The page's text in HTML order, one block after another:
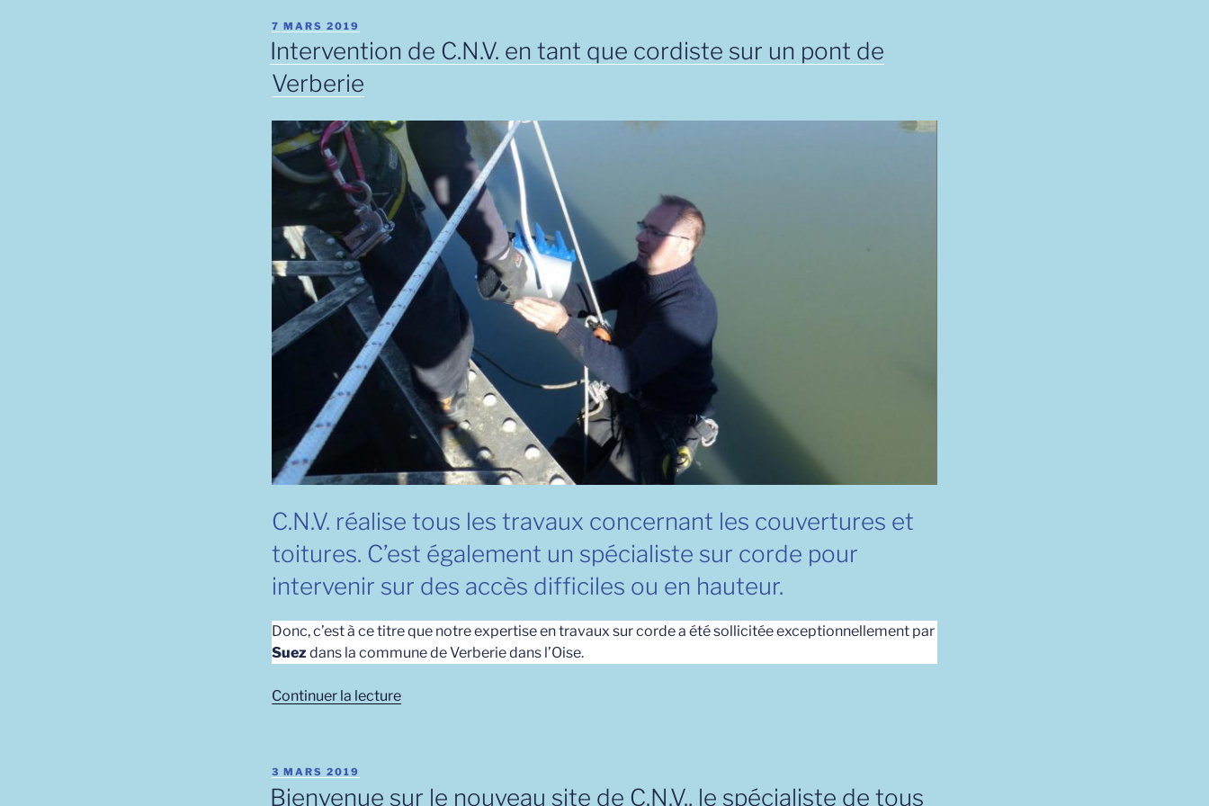
PUBLIÉ
LE
7 MARS 2019
Intervention de C.N.V. en tant que cordiste sur un pont de
Verberie
C.N.V. réalise tous les travaux concernant les couvertures et
toitures. C’est également un spécialiste sur corde pour
intervenir sur des accès difficiles ou en hauteur.
Donc, c’est à ce titre que notre expertise en travaux sur corde a été sollicitée exceptionnellement par
Suez dans la commune de Verberie dans l’Oise.
Continuer la lecturede
PUBLIÉ
LE
3 MARS 2019
Bienvenue sur le nouveau site de C.N.V., le spécialiste de tous